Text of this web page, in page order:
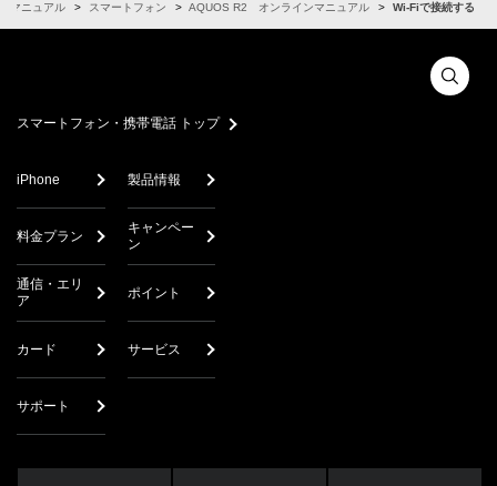
マニュアル スマートフォン AQUOS R2 オンラインマニュアル Wi-Fiで接続する
スマートフォン・携帯電話 トップ
iPhone 製品情報
料金プラン
キャンペー
ン
通信・エリ
ア
ポイント
カード サービス
サポート